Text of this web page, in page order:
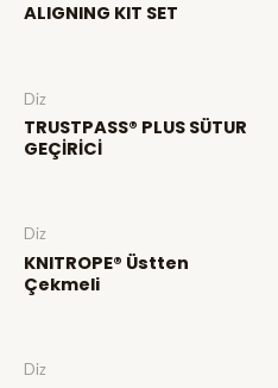
ALIGNING KIT SET
Diz
TRUSTPASS® PLUS SÜTUR
GEÇİRİCİ
Diz
KNITROPE® Üstten
Çekmeli
Diz